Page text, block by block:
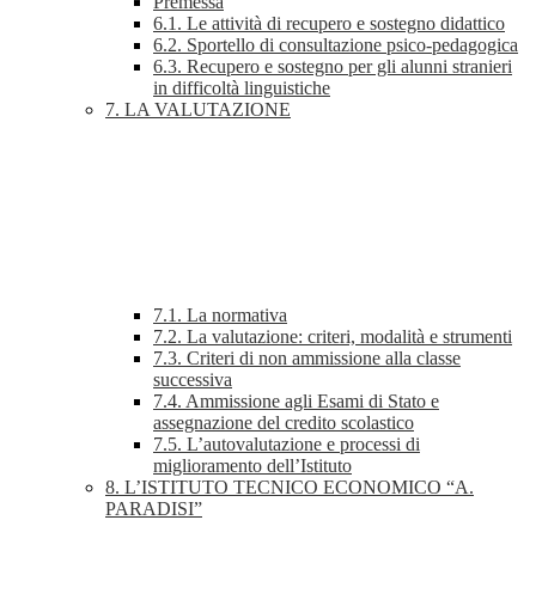
6.1. Le attività di recupero e sostegno didattico
6.2. Sportello di consultazione psico-pedagogica
6.3. Recupero e sostegno per gli alunni stranieri
in difficoltà linguistiche
7. LA VALUTAZIONE
7.1. La normativa
7.2. La valutazione: criteri, modalità e strumenti
7.3. Criteri di non ammissione alla classe
successiva
7.4. Ammissione agli Esami di Stato e
assegnazione del credito scolastico
7.5. L’autovalutazione e processi di
miglioramento dell’Istituto
8. L’ISTITUTO TECNICO ECONOMICO “A.
PARADISI”